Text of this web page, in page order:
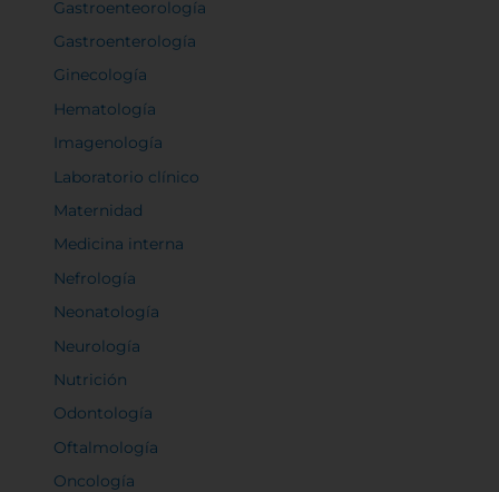
Gastroenteorología
Gastroenterología
Ginecología
Hematología
Imagenología
Laboratorio clínico
Maternidad
Medicina interna
Nefrología
Neonatología
Neurología
Nutrición
Odontología
Oftalmología
Oncología